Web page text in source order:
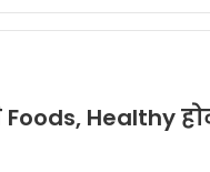
Healthy